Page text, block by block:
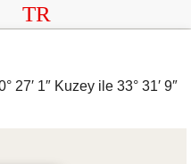
TR
27′ 1″ Kuzey ile 33° 31′ 9″